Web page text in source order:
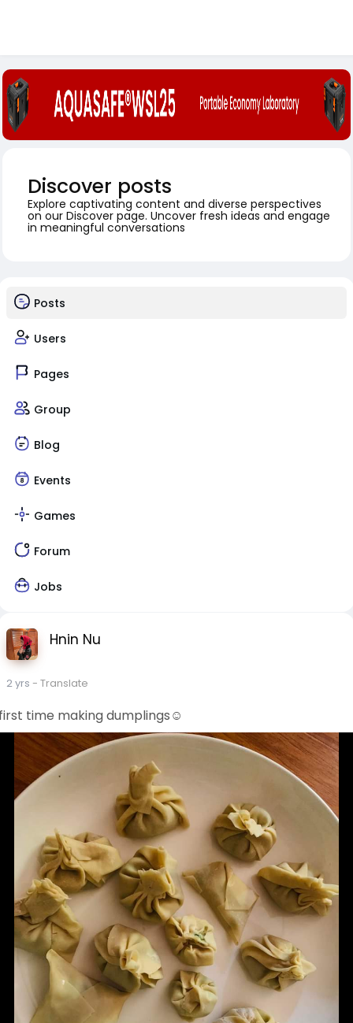
Discover posts
Explore captivating content and diverse perspectives
on our Discover page. Uncover fresh ideas and engage
in meaningful conversations
Posts
Users
Pages
Group
Blog
Events
Games
Forum
Jobs
Hnin Nu
2 yrs - Translate
time making dumplings☺️